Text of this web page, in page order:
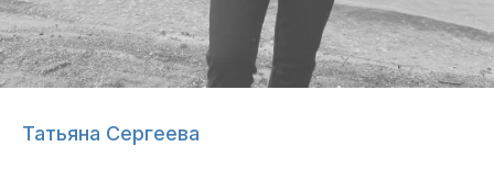
Татьяна Сергеева